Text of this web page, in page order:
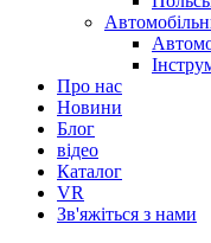
Про нас
Новини
Блог
відео
Каталог
VR
Зв'яжіться з нами